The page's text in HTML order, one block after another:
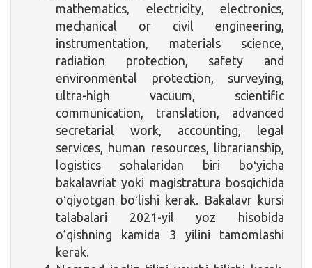
mathematics, electricity, electronics,
mechanical or civil engineering,
instrumentation, materials science,
radiation protection, safety and
environmental protection, surveying,
ultra-high vacuum, scientific
communication, translation, advanced
secretarial work, accounting, legal
services, human resources, librarianship,
logistics sohalaridan biri boʻyicha
bakalavriat yoki magistratura bosqichida
oʻqiyotgan boʻlishi kerak. Bakalavr kursi
talabalari 2021-yil yoz hisobida
o’qishning kamida 3 yilini tamomlashi
kerak.